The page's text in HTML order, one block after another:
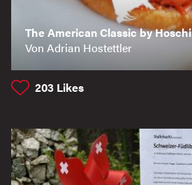
The American Classic by Hoschi
Von Adrian Hostettler
203 Likes